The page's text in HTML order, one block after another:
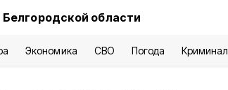
области
Экономика СВО Погода Криминал